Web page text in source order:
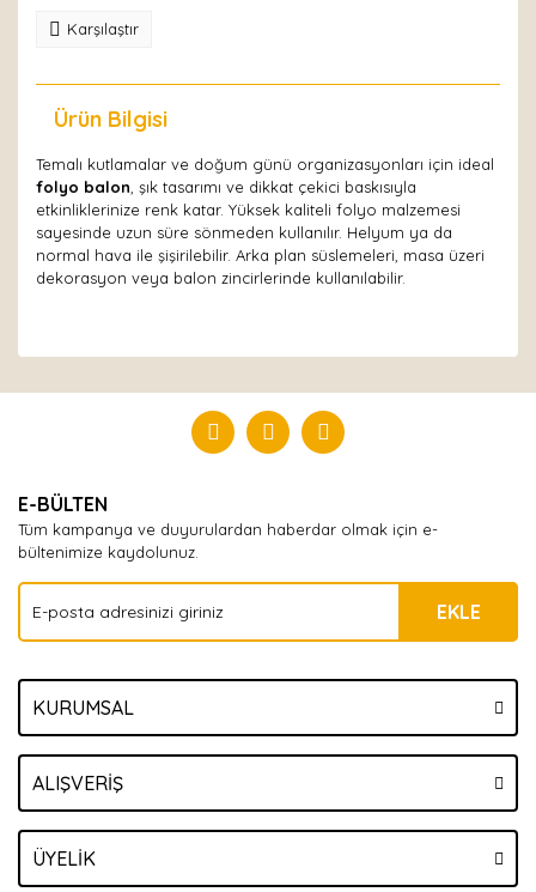
Karşılaştır
Ürün Bilgisi
Temalı kutlamalar ve doğum günü organizasyonları için ideal
folyo balon , şık tasarımı ve dikkat çekici baskısıyla
etkinliklerinize renk katar. Yüksek kaliteli folyo malzemesi
sayesinde uzun süre sönmeden kullanılır. Helyum ya da
normal hava ile şişirilebilir. Arka plan süslemeleri, masa üzeri
dekorasyon veya balon zincirlerinde kullanılabilir.
Yorum Yaz
E-BÜLTEN
Tüm kampanya ve duyurulardan haberdar olmak için e-
bültenimize kaydolunuz.
EKLE
KURUMSAL
ALIŞVERİŞ
ÜYELİK